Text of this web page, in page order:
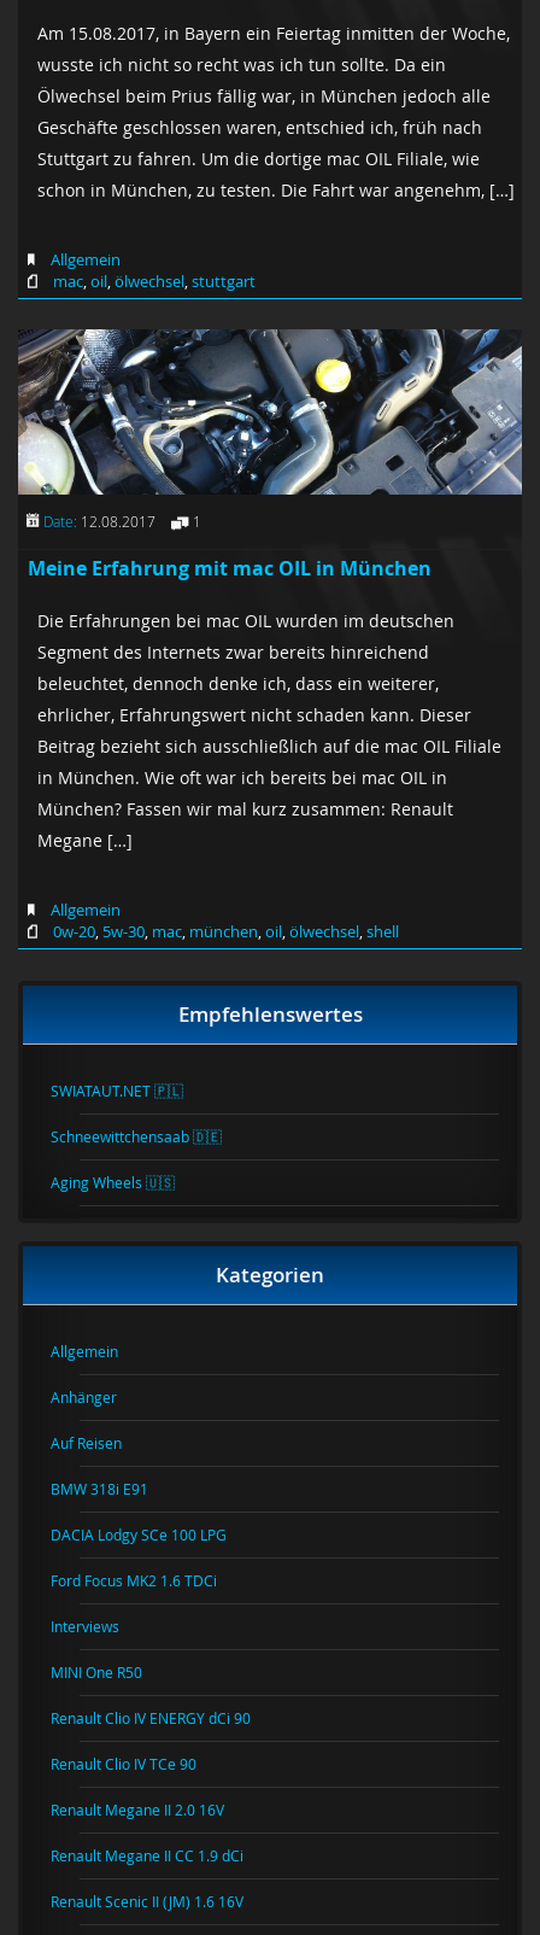
Am 15.08.2017, in Bayern ein Feiertag inmitten der Woche,
wusste ich nicht so recht was ich tun sollte. Da ein
Ölwechsel beim Prius fällig war, in München jedoch alle
Geschäfte geschlossen waren, entschied ich, früh nach
Stuttgart zu fahren. Um die dortige mac OIL Filiale, wie
schon in München, zu testen. Die Fahrt war angenehm, […]
Allgemein
mac,oil,ölwechsel,stuttgart
Date: 12.08.2017 1
Meine Erfahrung mit mac OIL in München
Die Erfahrungen bei mac OIL wurden im deutschen
Segment des Internets zwar bereits hinreichend
beleuchtet, dennoch denke ich, dass ein weiterer,
ehrlicher, Erfahrungswert nicht schaden kann. Dieser
Beitrag bezieht sich ausschließlich auf die mac OIL Filiale
in München. Wie oft war ich bereits bei mac OIL in
München? Fassen wir mal kurz zusammen: Renault
Megane […]
Allgemein
0w-20, 5w-30, mac, münchen,oil,ölwechsel,shell
Empfehlenswertes
SWIATAUT.NET 🇵🇱
Schneewittchensaab 🇩🇪
Aging Wheels 🇺🇸
Kategorien
Allgemein
Anhänger
Auf Reisen
BMW 318i E91
DACIA Lodgy SCe 100 LPG
Ford Focus MK2 1.6 TDCi
Interviews
MINI One R50
Renault Clio IV ENERGY dCi 90
Renault Clio IV TCe 90
Renault Megane II 2.0 16V
Renault Megane II CC 1.9 dCi
Renault Scenic II (JM) 1.6 16V